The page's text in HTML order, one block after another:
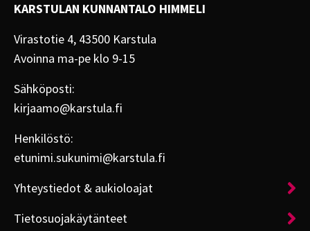
KARSTULAN KUNNANTALO HIMMELI
Virastotie 4, 43500 Karstula
Avoinna ma-pe klo 9-15
Sähköposti:
kirjaamo@karstula.fi
Henkilöstö:
etunimi.sukunimi@karstula.fi
Yhteystiedot & aukioloajat
Tietosuojakäytänteet